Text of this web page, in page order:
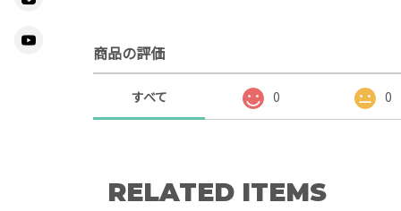
商品の評価
すべて 0 0
RELATED ITEMS